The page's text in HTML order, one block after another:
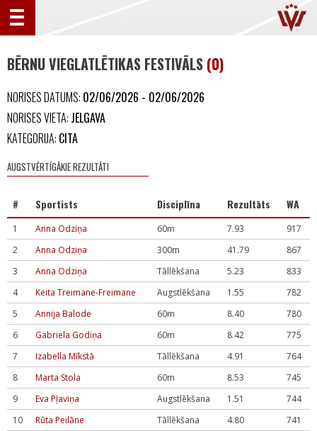
BĒRNU VIEGLATLĒTIKAS FESTIVĀLS (0)
NORISES DATUMS: 02/06/2026 - 02/06/2026
NORISES VIETA: JELGAVA
KATEGORIJA: CITA
AUGSTVĒRTĪGĀKIE REZULTĀTI
# Sportists Disciplīna Rezultāts WA
1 Anna Odziņa 60m 7.93
917
2
Anna Odziņa 300m 41.79
867
3
Anna Odziņa Tāllēkšana 5.23
833
4
Keita Treimane-Freimane Augstlēkšana 1.55
782
5
Annija Balode 60m 8.40
780
6
Gabriela Godiņa 60m 8.42
775
7
Izabella Mīkstā Tāllēkšana 4.91
764
8
Marta Stola 60m 8.53
745
9
Eva Pļaviņa Augstlēkšana 1.51
744
10
Rūta Peilāne Tāllēkšana 4.80 741